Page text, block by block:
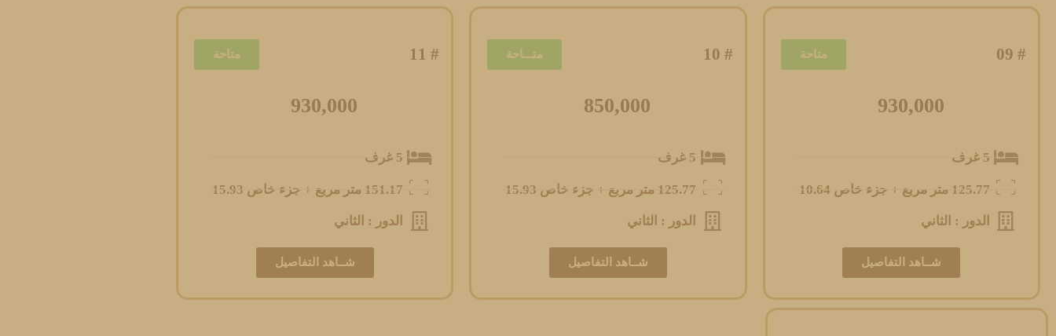
# 09 متاحة
930,000
5 غرف
125.77 متر مربع + جزء خاص 10.64
الدور : الثاني
شــاهد التفاصيل
# 10 متـــاحة
850,000
5 غرف
125.77 متر مربع + جزء خاص 15.93
الدور : الثاني
شــاهد التفاصيل
# 11 متاحة
930,000
5 غرف
151.17 متر مربع + جزء خاص 15.93
الدور : الثاني
شــاهد التفاصيل